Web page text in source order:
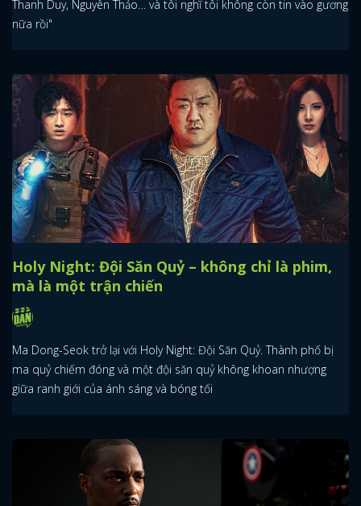
Thanh Duy, Nguyên Thảo… và tôi nghĩ tôi không còn tin vào gương
nữa rồi"
Holy Night: Đội Săn Quỷ – không chỉ là phim,
mà là một trận chiến
Ma Dong-Seok trở lại với Holy Night: Đội Săn Quỷ. Thành phố bị
ma quỷ chiếm đóng và một đội săn quỷ không khoan nhượng
giữa ranh giới của ánh sáng và bóng tối